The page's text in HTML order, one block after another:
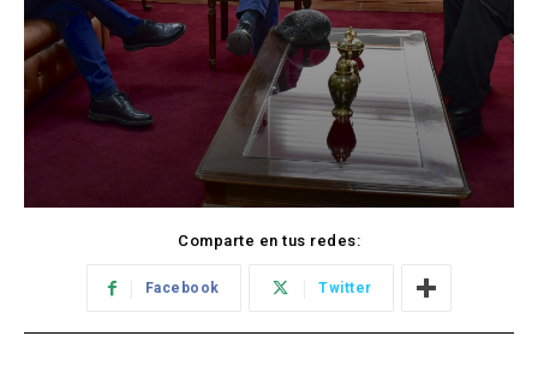
Comparte en tus redes:
Facebook Twitter